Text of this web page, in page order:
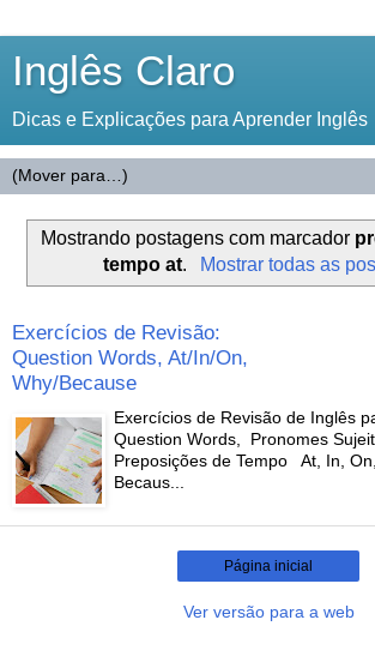
Inglês Claro
Dicas e Explicações para Aprender Inglês
Mostrando postagens com marcador
tempo at. Mostrar todas as
Exercícios de Revisão:
Question Words, At/In/On,
Why/Because
Exercícios de Revisão de Inglês
Question Words, Pronomes
Preposições de Tempo At, In,
Becaus...
Página inicial
Ver versão para a web